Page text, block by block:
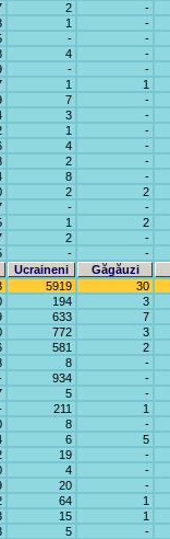
2
-
1
-
-
-
4
-
-
-
1
1
7
-
3
-
1
-
4
-
2
-
8
-
2
2
-
-
1
2
2
-
-
-
Ucraineni
Găgăuzi
5919
30
194
3
633
7
772
3
581
2
8
-
934
-
5
-
211
1
8
-
6
5
19
-
4
-
20
-
64
1
15
1
5
-